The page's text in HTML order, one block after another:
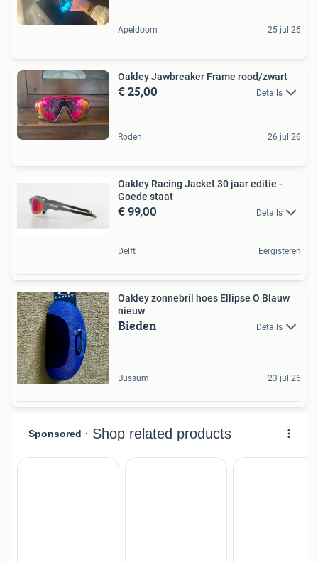
Apeldoorn 25 jul 26
Oakley Jawbreaker Frame rood/zwart
€ 25,00 Details
Roden 26 jul 26
Oakley Racing Jacket 30 jaar editie -
Goede staat
€ 99,00 Details
Delft Eergisteren
Oakley zonnebril hoes Ellipse O Blauw
nieuw
Bieden Details
Bussum 23 jul 26